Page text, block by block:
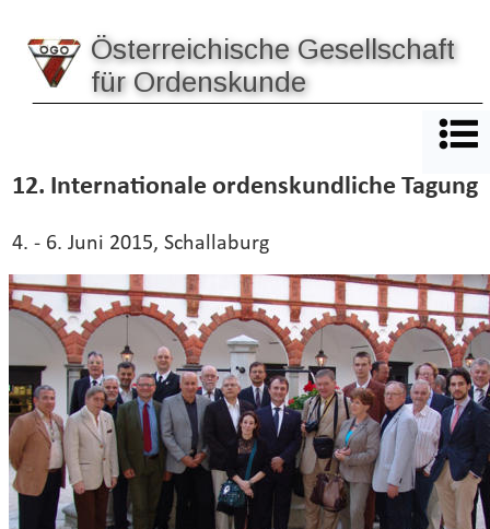
Österreichische Gesellschaft
für Ordenskunde
12. Internationale ordenskundliche Tagung
4. - 6. Juni 2015, Schallaburg